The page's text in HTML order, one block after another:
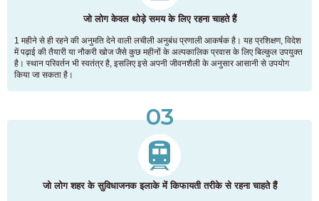
जो लोग केवल थोड़े समय के लिए रहना चाहते हैं
1 महीने से ही रहने की अनुमति देने वाली लचीली अनुबंध प्रणाली आकर्षक है। यह प्रशिक्षण, विदेश
में पढ़ाई की तैयारी या नौकरी खोज जैसे कुछ महीनों के अल्पकालिक प्रवास के लिए बिल्कुल उपयुक्त
है। स्थान परिवर्तन भी स्वतंत्र है, इसलिए इसे अपनी जीवनशैली के अनुसार आसानी से उपयोग
किया जा सकता है।
03
जो लोग शहर के सुविधाजनक इलाके में किफायती तरीके से रहना चाहते हैं